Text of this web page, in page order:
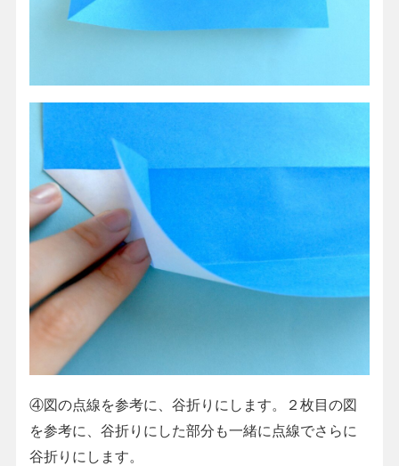
④図の点線を参考に、谷折りにします。２枚目の図
を参考に、谷折りにした部分も一緒に点線でさらに
谷折りにします。